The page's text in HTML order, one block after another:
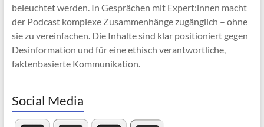
beleuchtet werden. In Gesprächen mit Expert:innen macht
der Podcast komplexe Zusammenhänge zugänglich – ohne
sie zu vereinfachen. Die Inhalte sind klar positioniert gegen
Desinformation und für eine ethisch verantwortliche,
faktenbasierte Kommunikation.
Social Media